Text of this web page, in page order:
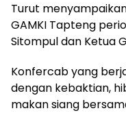
Turut
GAMKI Tapteng
Sitompul dan Ketua
Konfercab yang
dengan kebaktian,
makan siang